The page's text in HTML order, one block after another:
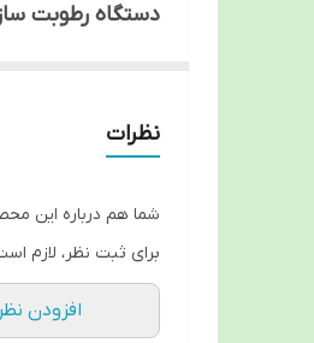
دستگاه رطوبت
میباشد . در
خشکی مجاری باعث
حسن دیگر این
هم این ذرات را
یا تولید ذرات
نظرات
شما هم درباره این
برای ثبت نظر، لازم
افزودن نظر